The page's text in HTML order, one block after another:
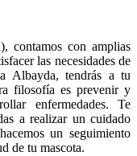
contamos con amplias
las necesidades de
Albayda, tendrás a tu
filosofía es prevenir y
enfermedades. Te
a realizar un cuidado
un seguimiento
de tu mascota.